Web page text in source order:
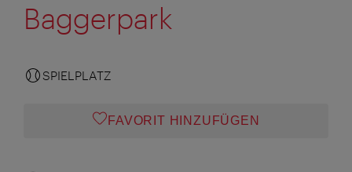
Baggerpark
SPIELPLATZ
FAVORIT HINZUFÜGEN